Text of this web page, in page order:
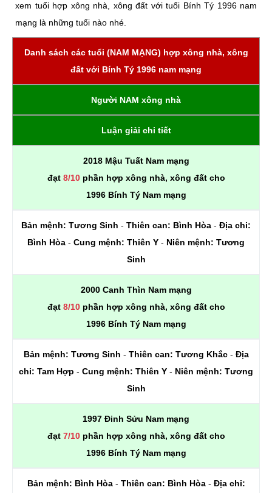
xem tuổi hợp xông nhà, xông đất với tuổi Bính Tý 1996 nam
mạng là những tuổi nào nhé.
Danh sách các tuổi (NAM MẠNG) hợp xông nhà, xông
đất với Bính Tý 1996 nam mạng
Người NAM xông nhà
Luận giải chi tiết
2018 Mậu Tuất Nam mạng
đạt 8/10phần hợp xông nhà, xông đất cho
1996 Bính Tý Nam mạng
Bản mệnh: Tương Sinh - Thiên can: Bình Hòa - Địa chi:
Bình Hòa - Cung mệnh: Thiên Y - Niên mệnh: Tương
Sinh
2000 Canh Thìn Nam mạng
đạt 8/10phần hợp xông nhà, xông đất cho
1996 Bính Tý Nam mạng
Bản mệnh: Tương Sinh - Thiên can: Tương Khắc- Địa
chi: Tam Hợp - Cung mệnh: Thiên Y - Niên mệnh: Tương
Sinh
1997 Đinh Sửu Nam mạng
đạt 7/10phần hợp xông nhà, xông đất cho
1996 Bính Tý Nam mạng
Bản mệnh: Bình Hòa- Thiên can: Bình Hòa- Địa chi: